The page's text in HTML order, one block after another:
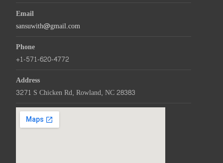
Email
sansuwith@gmail.com
Phone
+1-571-620-4772
Address
3271 S Chicken Rd, Rowland, NC 28383